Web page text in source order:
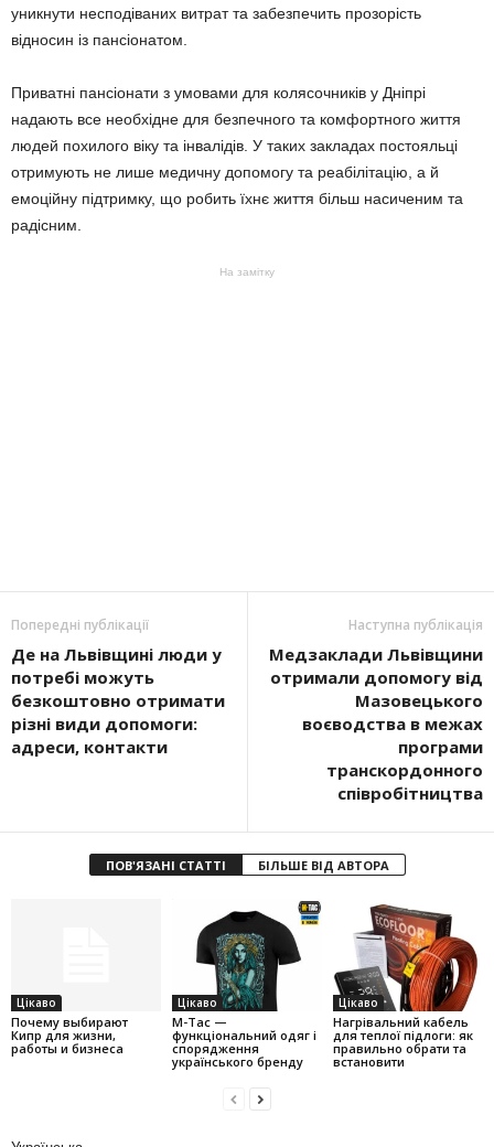
уникнути несподіваних витрат та забезпечить прозорість
відносин із пансіонатом.
Приватні пансіонати з умовами для колясочників у Дніпрі
надають все необхідне для безпечного та комфортного життя
людей похилого віку та інвалідів. У таких закладах постояльці
отримують не лише медичну допомогу та реабілітацію, а й
емоційну підтримку, що робить їхнє життя більш насиченим та
радісним.
На замітку
Попередні публікації
Де на Львівщині люди у
потребі можуть
безкоштовно отримати
різні види допомоги:
адреси, контакти
Наступна публікація
Медзаклади Львівщини
отримали допомогу від
Мазовецького
воєводства в межах
програми
транскордонного
співробітництва
ПОВ'ЯЗАНІ СТАТТІ БІЛЬШЕ ВІД АВТОРА
Цікаво
Почему выбирают
Кипр для жизни,
работы и бизнеса
Цікаво
M-Tac —
функціональний одяг і
спорядження
українського бренду
Цікаво
Нагрівальний кабель
для теплої підлоги: як
правильно обрати та
встановити